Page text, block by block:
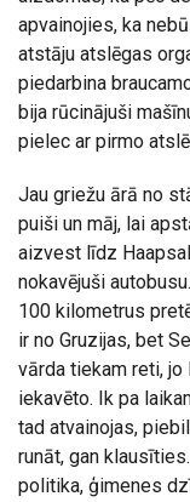
apvainojies, ka
atstāju atslēgas
piedarbina
bija rūcinājuši
pielec ar pirmo
Jau griežu ārā no
puiši un māj, lai
aizvest līdz
nokavējuši
100 kilometrus
ir no Gruzijas, bet
vārda tiekam reti,
iekavēto. Ik pa
tad atvainojas,
runāt, gan
politika, ģimenes